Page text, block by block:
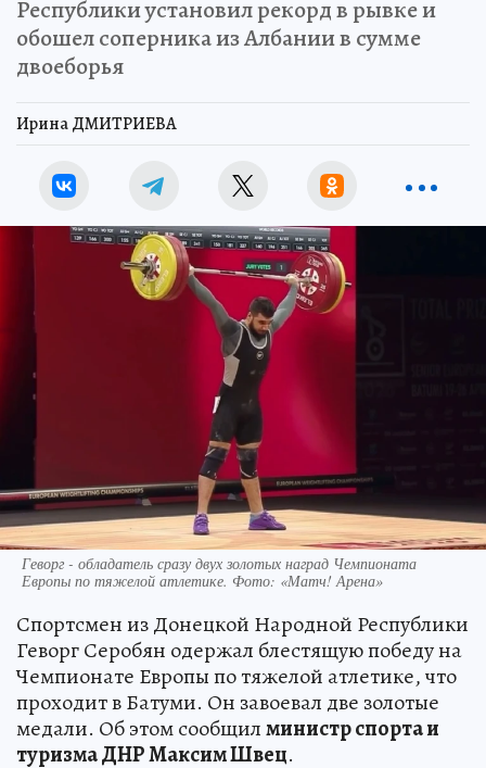
Республики установил рекорд в рывке и
обошел соперника из Албании в сумме
двоеборья
Ирина ДМИТРИЕВА
Геворг - обладатель сразу двух золотых наград Чемпионата
Европы по тяжелой атлетике. Фото: «Матч! Арена»
Спортсмен из Донецкой Народной Республики
Геворг Серобян одержал блестящую победу на
Чемпионате Европы по тяжелой атлетике, что
проходит в Батуми. Он завоевал две золотые
медали. Об этом сообщилминистр спорта и
туризма ДНР Максим Швец.